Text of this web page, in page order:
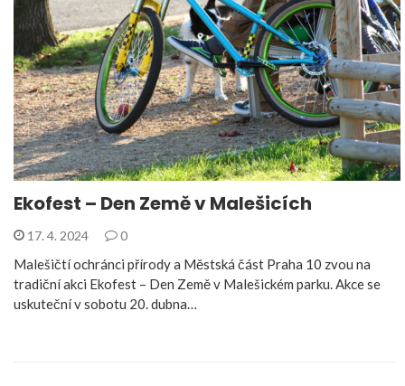
Ekofest – Den Země v Malešicích
17. 4. 2024 0
Malešičtí ochránci přírody a Městská část Praha 10 zvou na
tradiční akci Ekofest – Den Země v Malešickém parku. Akce se
uskuteční v sobotu 20. dubna…